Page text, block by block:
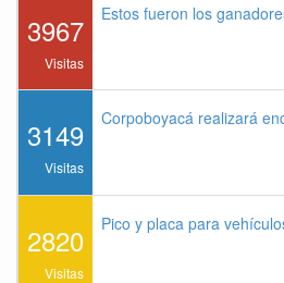
3967
Visitas
Estos fueron los
3149
Visitas
Corpoboyacá realizará
2820
Visitas
Pico y placa para